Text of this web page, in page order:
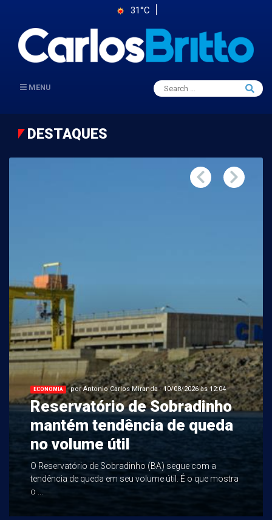
31°C
MENU
Search
for:
Search
DESTAQUES
ECONOMIA por Antonio Carlos Miranda - 10/08/2026 às 12:04
Reservatório de Sobradinho
mantém tendência de queda
no volume útil
O Reservatório de Sobradinho (BA) segue com a
tendência de queda em seu volume útil. É o que mostra
o ...